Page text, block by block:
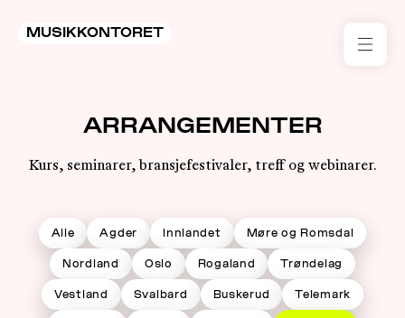
MUSIKKONTORET
ARRANGEMENTER
Kurs, seminarer, bransjefestivaler, treff og webinarer.
Agder Innlandet Møre og Romsdal
Nordland Oslo Rogaland Trøndelag
Vestland Svalbard Buskerud Telemark
Alle